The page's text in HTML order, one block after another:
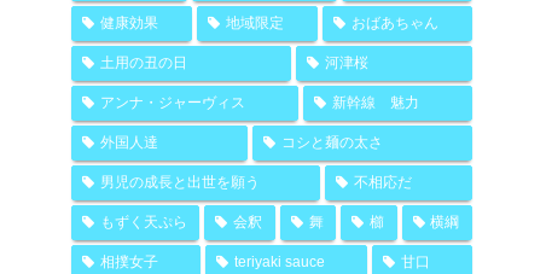
健康効果 地域限定 おばあちゃん
土用の丑の日 河津桜
アンナ・ジャーヴィス 新幹線 魅力
外国人達 コシと麺の太さ
男児の成長と出世を願う 不相応だ
もずく天ぷら 会釈 舞 櫛 横綱
相撲女子 teriyaki sauce 甘口